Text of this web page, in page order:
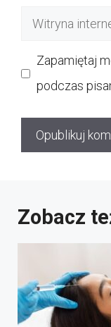
Witryna
Zapamiętaj
podczas
Zobacz